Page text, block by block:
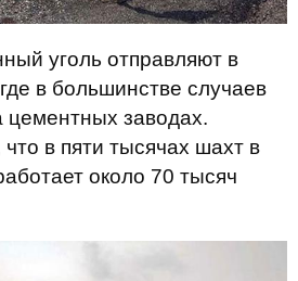
уголь отправляют в
в большинстве случаев
цементных заводах.
что в пяти тысячах шахт в
около 70 тысяч